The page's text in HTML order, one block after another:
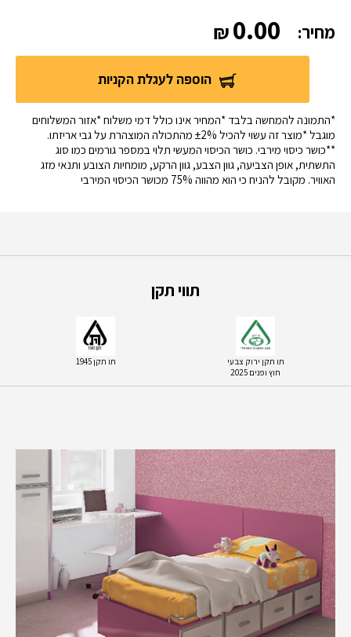
מחיר: 0.00
הוספה לעגלת הקניות
*התמונה להמחשה בלבד *המחיר אינו כולל דמי משלוח *אזור המשלוחים
מוגבל *מוצר זה עשוי להכיל ±2% מהתכולה המוצהרת על גבי אריזתו.
**כושר כיסוי מירבי. כושר הכיסוי המעשי תלוי במספר גורמים כמו סוג
התשתית, אופן הצביעה, גוון הצבע, גוון הרקע, מומחיות הצובע ותנאי מזג
האוויר. מקובל להניח כי הוא מהווה 75% מכושר הכיסוי המירבי
תווי תקן
תו תקן ירוק צבעי
חוץ ופנים 2025
תו תקן 1945